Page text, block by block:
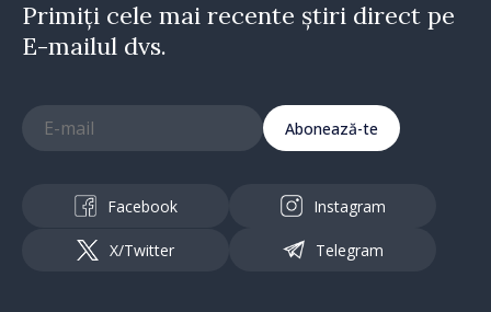
Primiți cele mai recente știri direct pe
E-mailul dvs.
Abonează-te
Facebook Instagram
X/Twitter Telegram